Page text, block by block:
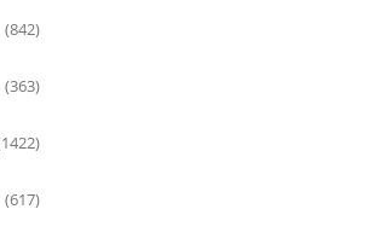
(842)
(363)
(617)